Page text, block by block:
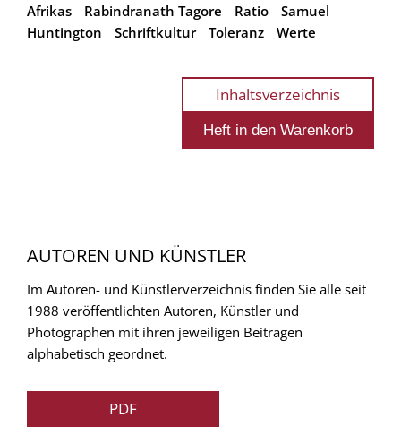
Afrikas
Rabindranath Tagore Ratio
Samuel
Huntington
Schriftkultur Toleranz Werte
Inhaltsverzeichnis
AUTOREN UND KÜNSTLER
Im Autoren- und Künstlerverzeichnis finden Sie alle seit
1988 veröffentlichten Autoren, Künstler und
Photographen mit ihren jeweiligen Beitragen
alphabetisch geordnet.
PDF